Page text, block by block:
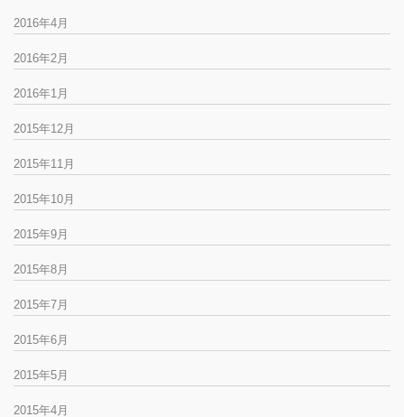
2016年4月
2016年2月
2016年1月
2015年12月
2015年11月
2015年10月
2015年9月
2015年8月
2015年7月
2015年6月
2015年5月
2015年4月